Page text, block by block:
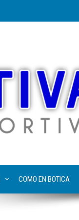
COMO EN BOTICA